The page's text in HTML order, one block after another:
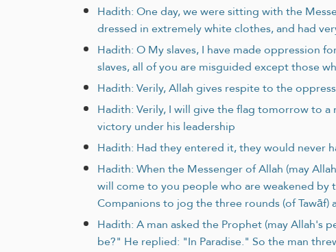
Hadith: One day, we were sitting with the
dressed in extremely white clothes, and had
Hadith: O My slaves, I have made oppression
slaves, all of you are misguided except those
Hadith: Verily, Allah gives respite to the
Hadith: Verily, I will give the flag tomorrow to a
victory under his leadership
Hadith: Had they entered it, they would never
Hadith: When the Messenger of Allah (may
will come to you people who are weakened by
Companions to jog the three rounds (of
Hadith: A man asked the Prophet (may Allah's
be?" He replied: "In Paradise." So the man